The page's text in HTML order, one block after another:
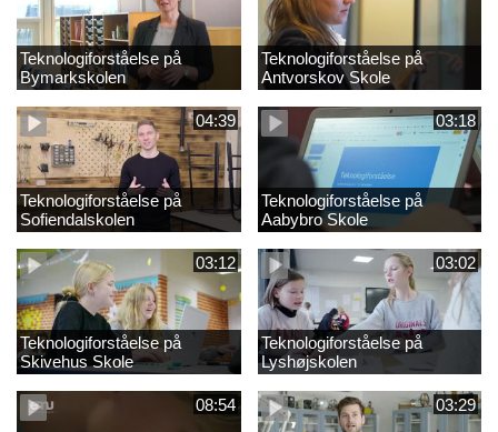
Teknologiforståelse på
Bymarkskolen
Teknologiforståelse på
Antvorskov Skole
04:39
Teknologiforståelse på
Sofiendalskolen
03:18
Teknologiforståelse på
Aabybro Skole
03:12
Teknologiforståelse på
Skivehus Skole
03:02
Teknologiforståelse på
Lyshøjskolen
08:54 03:29